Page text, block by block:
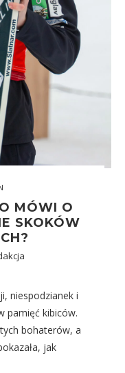
MÓWI O
SKOKÓW
niespodzianek i
pamięć kibiców.
bohaterów, a
jak